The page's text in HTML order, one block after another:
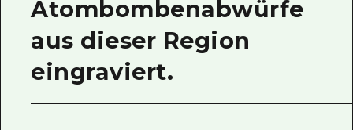
Atombombenabwürfe
aus dieser Region
eingraviert.